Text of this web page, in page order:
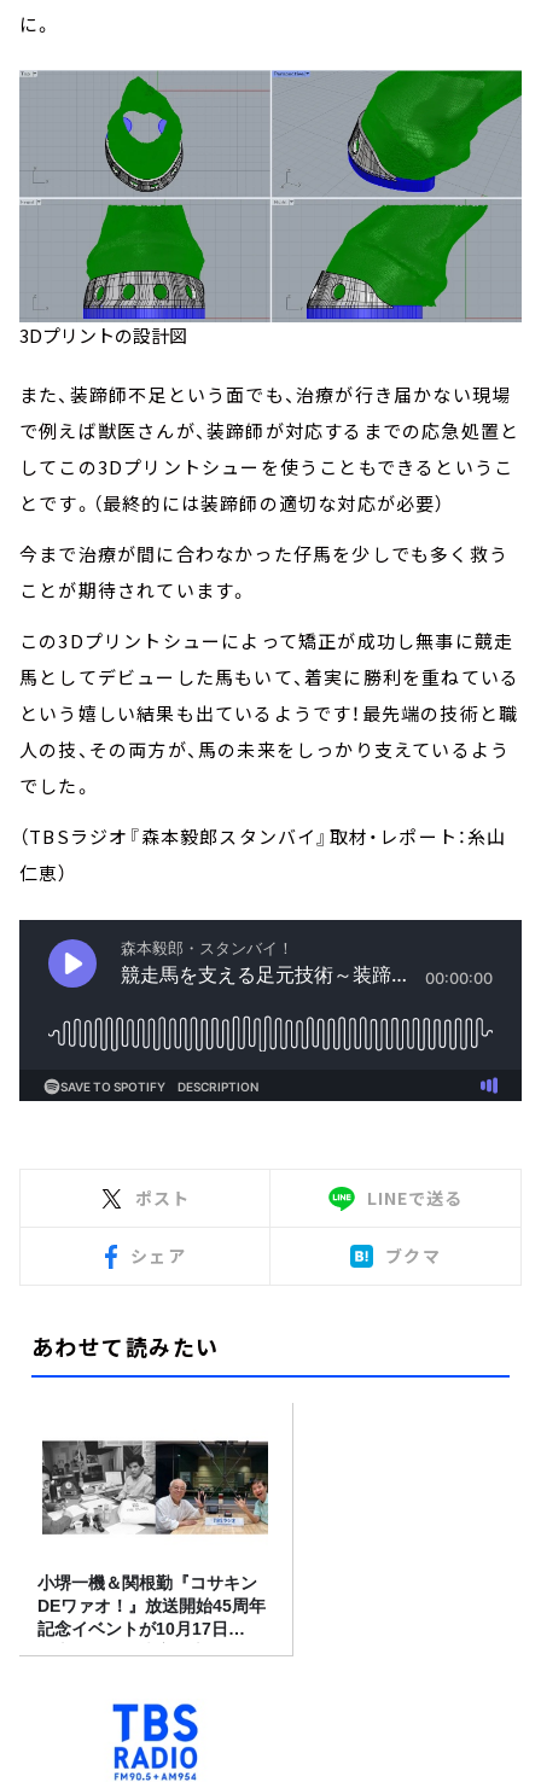
に。
3Dプリントの設計図
また、装蹄師不足という面でも、治療が行き届かない現場
で例えば獣医さんが、装蹄師が対応するまでの応急処置と
してこの3Dプリントシューを使うこともできるというこ
とです。（最終的には装蹄師の適切な対応が必要）
今まで治療が間に合わなかった仔馬を少しでも多く救う
ことが期待されています。
この3Dプリントシューによって矯正が成功し無事に競走
馬としてデビューした馬もいて、着実に勝利を重ねている
という嬉しい結果も出ているようです！最先端の技術と職
人の技、その両方が、馬の未来をしっかり支えているよう
でした。
（TBSラジオ『森本毅郎スタンバイ』取材・レポート：糸山
仁恵）
ポスト LINEで送る
シェア ブクマ
あわせて読みたい
小堺一機＆関根勤『コサキン
DEワァオ！』放送開始45周年
記念イベントが10月17日
（土）に開催決定！本日より